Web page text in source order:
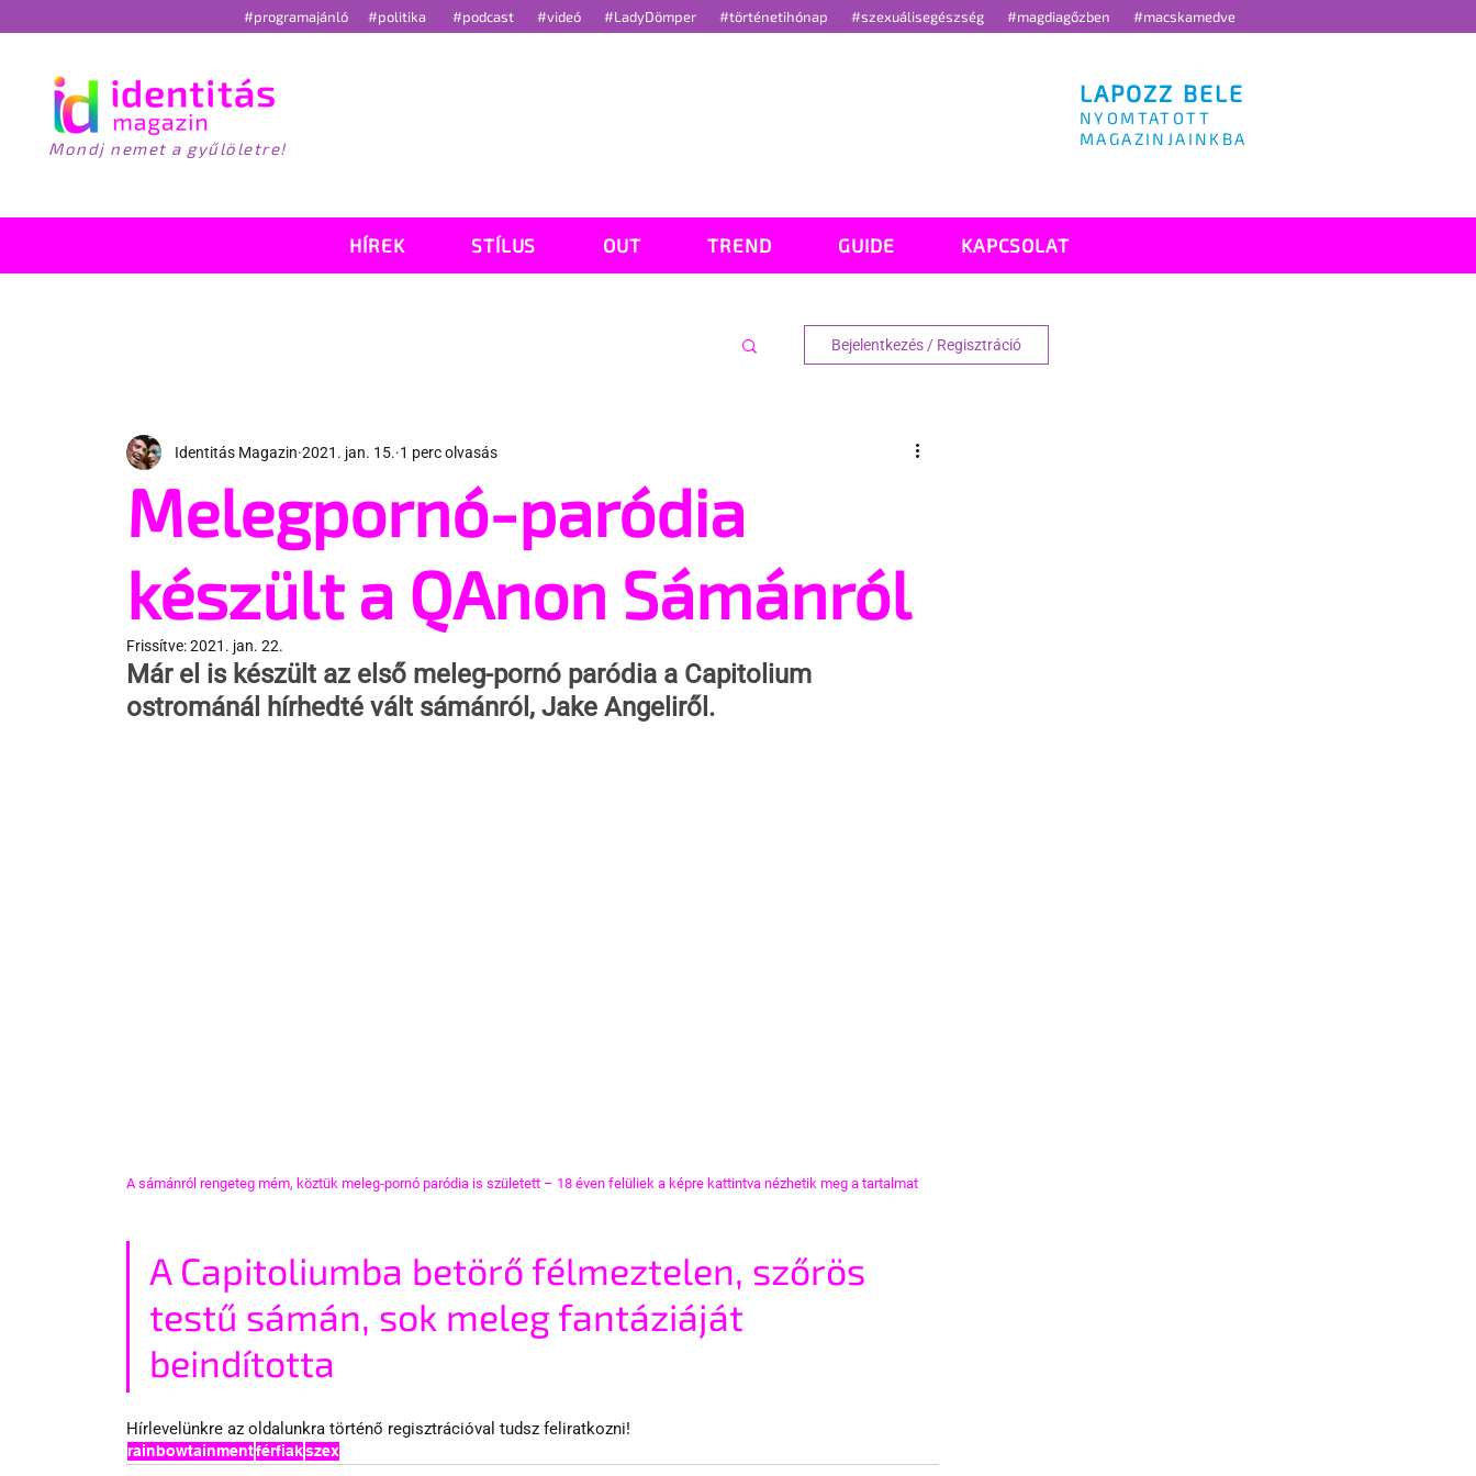
#programajánló #politika #podcast #videó #LadyDömper #történetihónap #szexuálisegészség #magdiagőzben #macskamedve
Mondj nemet a gyűlöletre!
LAPOZZ BELE
NYOMTATOTT
MAGAZINJAINKBA
HÍREK STÍLUS OUT TREND GUIDE KAPCSOLAT
Bejelentkezés / Regisztráció
Melegpornó-paródia
készült a QAnon Sámánról
Identitás Magazin 2021. jan. 15. 1 perc olvasás
Frissítve:2021. jan. 22.
Már el is készült az első meleg-pornó paródia a Capitolium
ostrománál hírhedté vált sámánról, Jake Angeliről.
A sámánról rengeteg mém, köztük meleg-pornó paródia is született – 18 éven felüliek a képre kattintva nézhetik meg a tartalmat
A Capitoliumba betörő félmeztelen, szőrös
testű sámán, sok meleg fantáziáját
beindította
Hírlevelünkre az oldalunkra történő regisztrációval tudsz feliratkozni!
rainbowtainmentférfiakszex